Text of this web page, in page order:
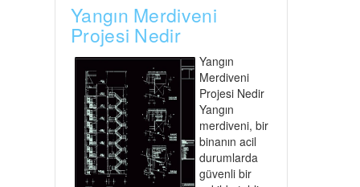
Yangın Merdiveni
Projesi Nedir
Yangın
Merdiveni
Projesi Nedir
Yangın
merdiveni, bir
binanın acil
durumlarda
güvenli bir